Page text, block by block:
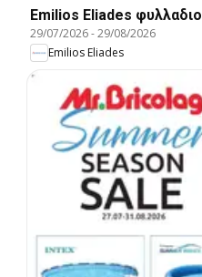
Emilios Eliades φυλλαδιο
29/07/2026-29/08/2026
Emilios Eliades